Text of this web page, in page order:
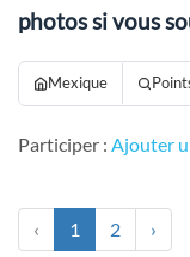
photos si vous
Mexique
Participer : Ajouter
‹ 1 2 ›